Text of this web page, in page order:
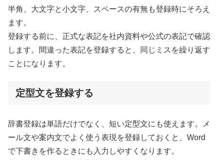
半角、大文字と小文字、スペースの有無も登録時にそろえ
ます。
登録する前に、正式な表記を社内資料や公式の表記で確認
します。間違った表記を登録すると、同じミスを繰り返す
ことになります。
定型文を登録する
辞書登録は単語だけでなく、短い定型文にも使えます。メ
ール文や案内文でよく使う表現を登録しておくと、Word
で下書きを作るときにも入力しやすくなります。